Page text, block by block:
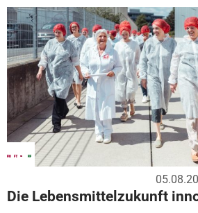
Die Lebensmittelzukunft